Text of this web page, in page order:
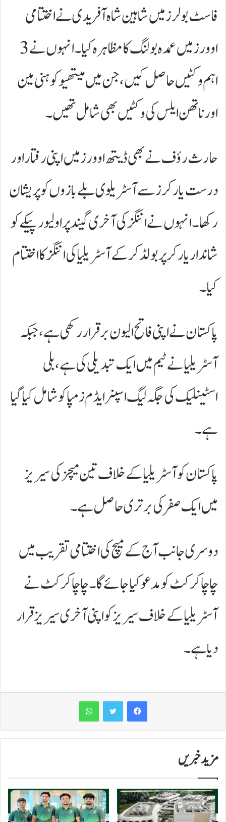
فاسٹ بولرز میں شاہین شاہ آفریدی نے اختتامی
اوورز میں عمدہ بولنگ کا مظاہرہ کیا۔ انہوں نے 3
اہم وکٹیں حاصل کیں، جن میں میتھیو کوہنی مین
اور ناتھن ایلس کی وکٹیں بھی شامل تھیں۔
حارث رؤف نے بھی ڈیتھ اوورز میں اپنی رفتار اور
درست یارکرز سے آسٹریلوی بلے بازوں کو پریشان
رکھا۔ انہوں نے اننگز کی آخری گیند پر اولیور پیکے کو
شاندار یارکر پر بولڈ کر کے آسٹریلیا کی اننگز کا اختتام
کیا۔
پاکستان نے اپنی فاتح الیون برقرار رکھی ہے، جبکہ
آسٹریلیا نے ٹیم میں ایک تبدیلی کی ہے، بلی
اسٹینلیک کی جگہ لیگ اسپنر ایڈم زمپا کو شامل کیا گیا
ہے۔
پاکستان کو آسٹریلیا کے خلاف تین میچز کی سیریز
میں ایک صفرکی برتری حاصل ہے۔
دوسری جانب آج کے میچ کی اختتامی تقریب میں
چاچا کرکٹ کو مدعو کیا جائے گا۔ چاچا کرکٹ نے
آسٹریلیا کے خلاف سیریز کو اپنی آخری سیریز قرار
دیا ہے۔
WhatsApp
مزید خبریں